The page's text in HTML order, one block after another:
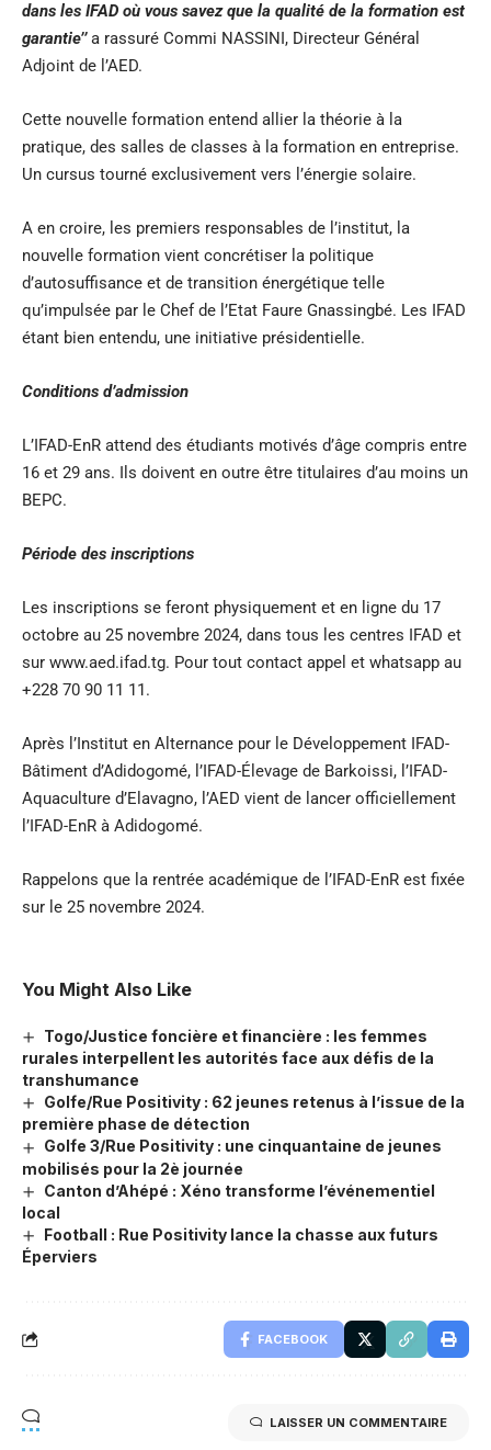
dans les IFAD où vous savez que la qualité de la formation est
garantie’’a rassuré Commi NASSINI, Directeur Général
Adjoint de l’AED.
Cette nouvelle formation entend allier la théorie à la
pratique, des salles de classes à la formation en entreprise.
Un cursus tourné exclusivement vers l’énergie solaire.
A en croire, les premiers responsables de l’institut, la
nouvelle formation vient concrétiser la politique
d’autosuffisance et de transition énergétique telle
qu’impulsée par le Chef de l’Etat Faure Gnassingbé. Les IFAD
étant bien entendu, une initiative présidentielle.
Conditions d’admission
L’IFAD-EnR attend des étudiants motivés d’âge compris entre
16 et 29 ans. Ils doivent en outre être titulaires d’au moins un
BEPC.
Période des inscriptions
Les inscriptions se feront physiquement et en ligne du 17
octobre au 25 novembre 2024, dans tous les centres IFAD et
sur www.aed.ifad.tg. Pour tout contact appel et whatsapp au
+228 70 90 11 11.
Après l’Institut en Alternance pour le Développement IFAD-
Bâtiment d’Adidogomé, l’IFAD-Élevage de Barkoissi, l’IFAD-
Aquaculture d’Elavagno, l’AED vient de lancer officiellement
l’IFAD-EnR à Adidogomé.
Rappelons que la rentrée académique de l’IFAD-EnR est fixée
sur le 25 novembre 2024.
You Might Also Like
Togo/Justice foncière et financière : les femmes
rurales interpellent les autorités face aux défis de la
transhumance
Golfe/Rue Positivity : 62 jeunes retenus à l’issue de la
première phase de détection
Golfe 3/Rue Positivity : une cinquantaine de jeunes
mobilisés pour la 2è journée
Canton d’Ahépé : Xéno transforme l’événementiel
local
Football : Rue Positivity lance la chasse aux futurs
Éperviers
FACEBOOK
LAISSER UN COMMENTAIRE